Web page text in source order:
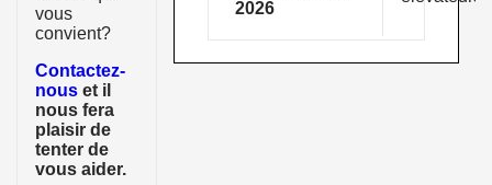
vous
convient?
Contactez-
nous et il
nous fera
plaisir de
tenter de
vous aider.
2026